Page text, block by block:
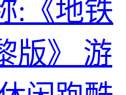
:《地铁
版》 游